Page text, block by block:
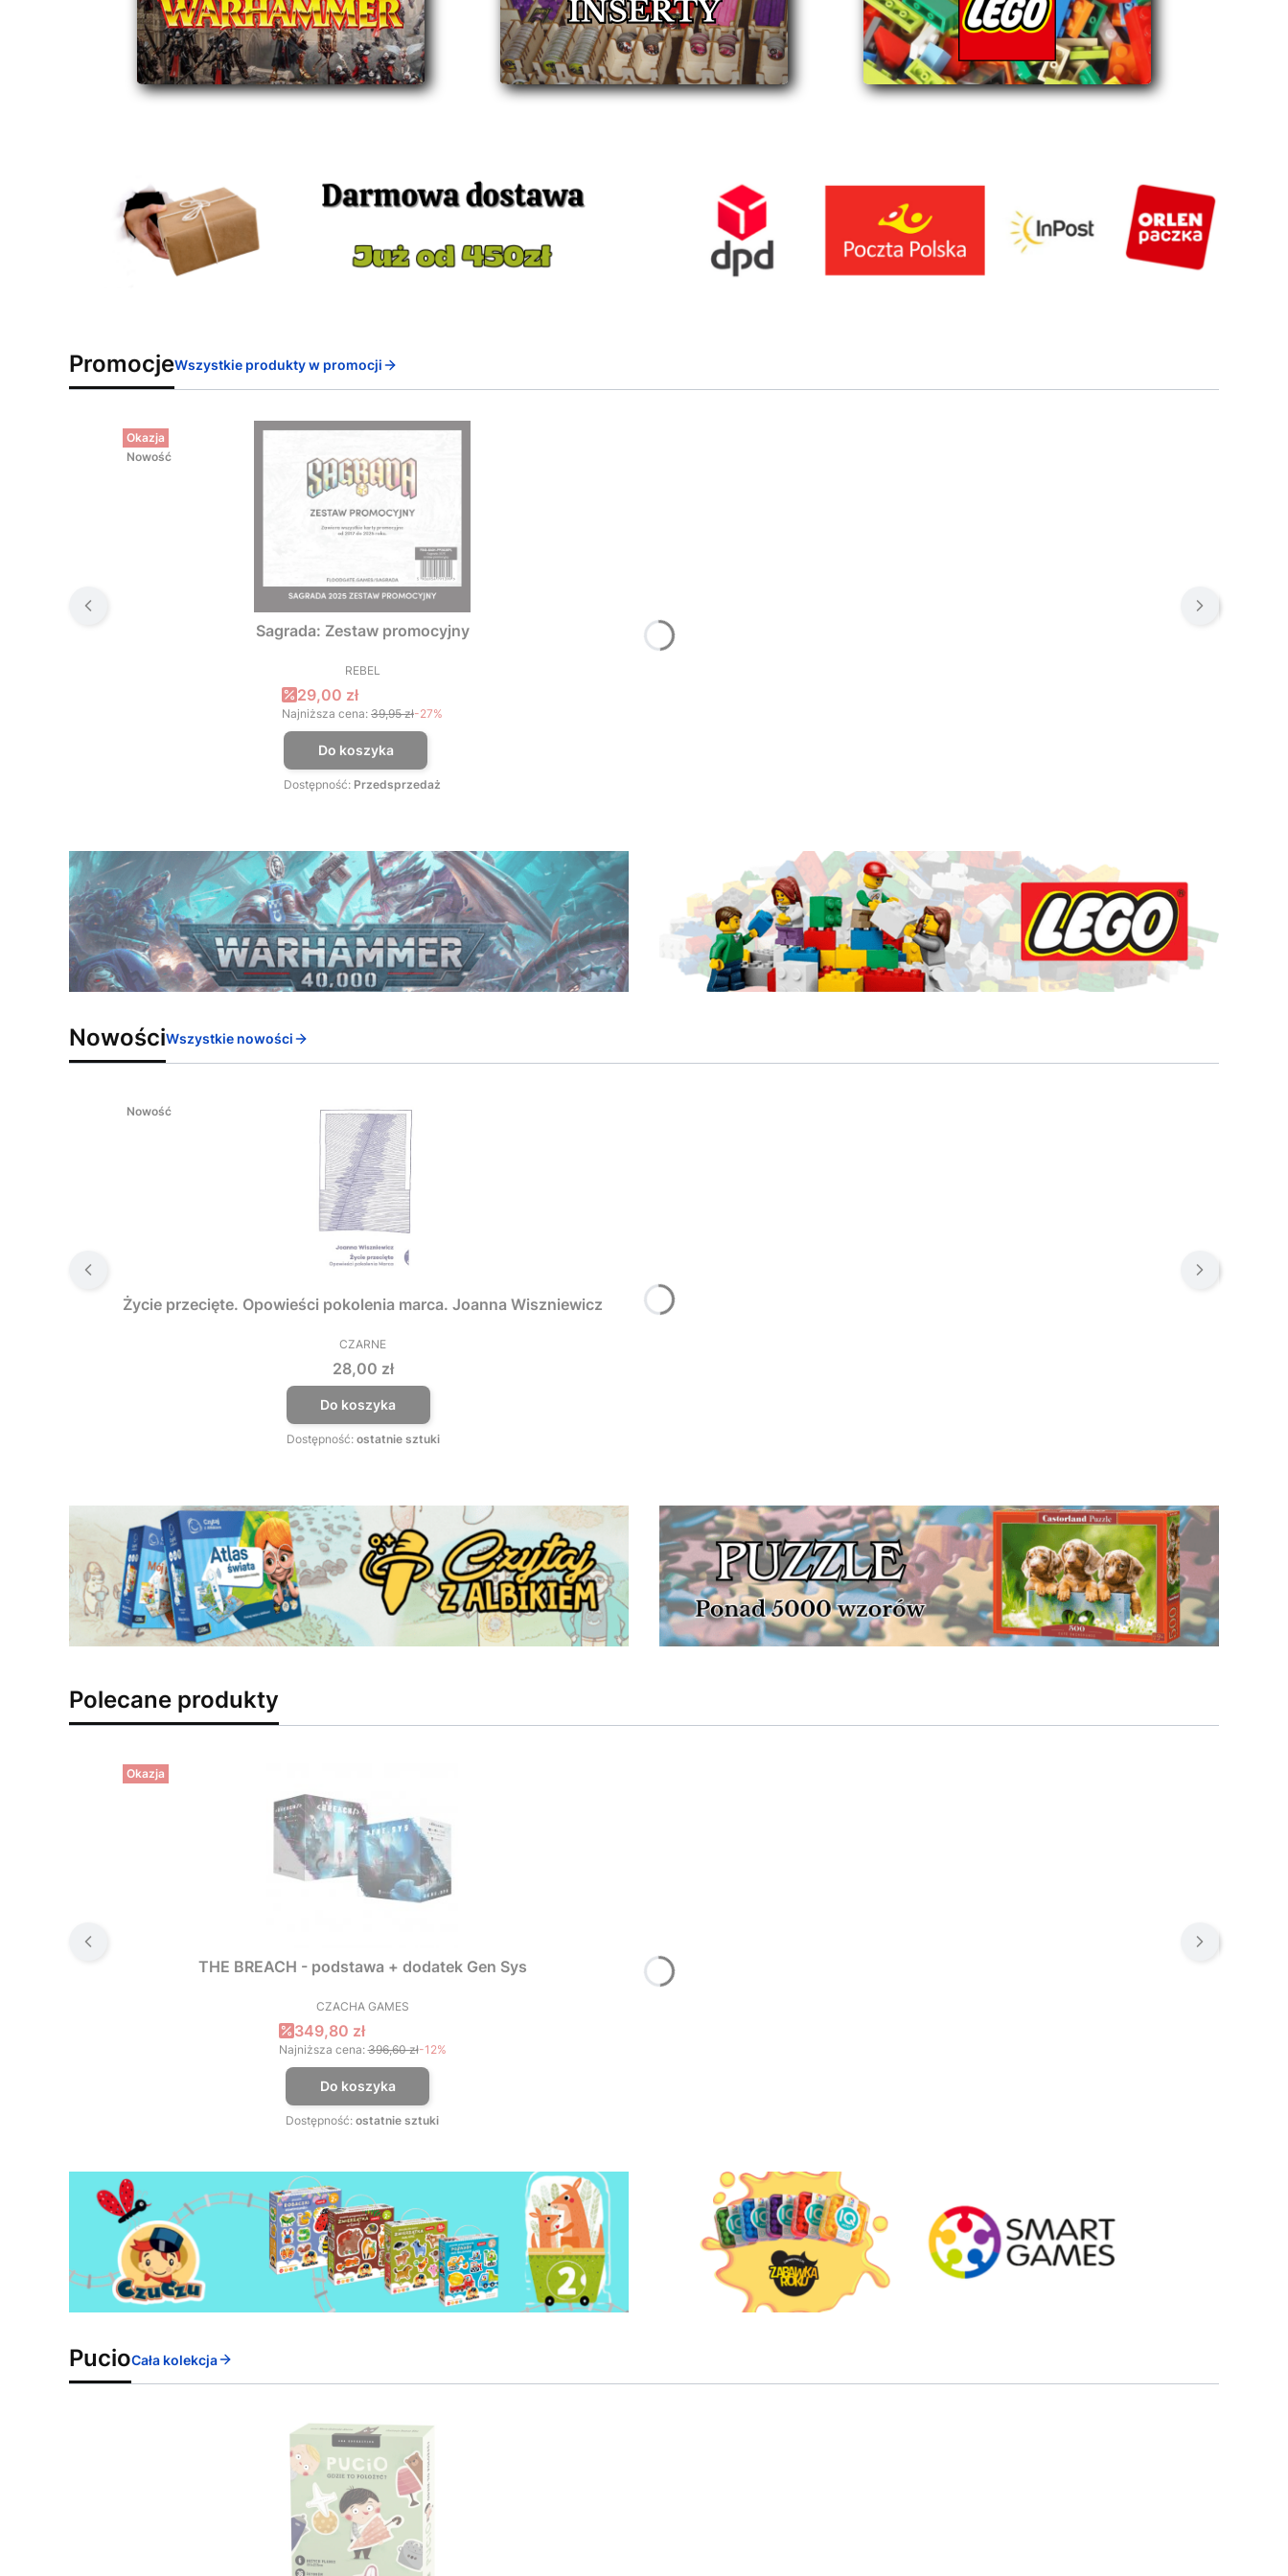
PromocjeWszystkie produkty w promocji
Okazja
Nowość
Sagrada: Zestaw promocyjny
PRODUCENT
REBEL
Cena promocyjna
29,00 zł
Najniższa cena: 39,95 zł-27%
Do koszyka
Dostępność: Przedsprzedaż
NowościWszystkie nowości
Nowość
Życie przecięte. Opowieści pokolenia marca. Joanna Wiszniewicz
PRODUCENT
CZARNE
Cena
28,00 zł
Do koszyka
Dostępność: ostatnie sztuki
Polecane produkty
Okazja
THE BREACH - podstawa + dodatek Gen Sys
PRODUCENT
CZACHA GAMES
Cena promocyjna
349,80 zł
Najniższa cena: 396,60 zł-12%
Do koszyka
Dostępność: ostatnie sztuki
PucioCała kolekcja